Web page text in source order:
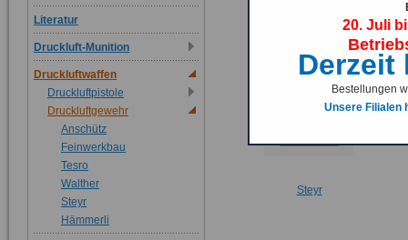
Steyr
Literatur
Druckluft-Munition
Druckluftwaffen
Druckluftpistole
Druckluftgewehr
Anschütz
Feinwerkbau
Tesro
Walther
Steyr
Hämmerli
20. Juli
Derzeit
Bestellungen
Unsere Filialen